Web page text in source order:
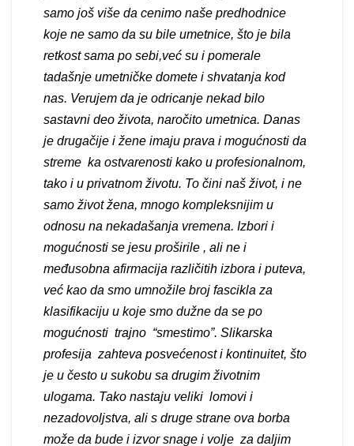
samo još više da cenimo naše predhodnice
koje ne samo da su bile umetnice, što je bila
retkost sama po sebi,već su i pomerale
tadašnje umetničke domete i shvatanja kod
nas. Verujem da je odricanje nekad bilo
sastavni deo života, naročito umetnica. Danas
je drugačije i žene imaju prava i mogućnosti da
streme ka ostvarenosti kako u profesionalnom,
tako i u privatnom životu. To čini naš život, i ne
samo život žena, mnogo kompleksnijim u
odnosu na nekadašanja vremena. Izbori i
mogućnosti se jesu proširile , ali ne i
međusobna afirmacija različitih izbora i puteva,
već kao da smo umnožile broj fascikla za
klasifikaciju u koje smo dužne da se po
mogućnosti trajno “smestimo”. Slikarska
profesija zahteva posvećenost i kontinuitet, što
je u često u sukobu sa drugim životnim
ulogama. Tako nastaju veliki lomovi i
nezadovoljstva, ali s druge strane ova borba
može da bude i izvor snage i volje za daljim